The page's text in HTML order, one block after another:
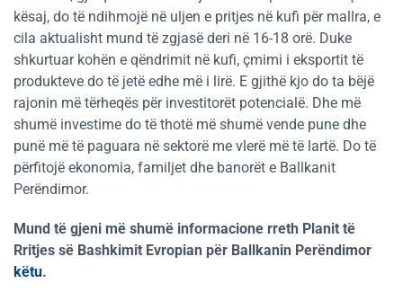
kësaj, do të ndihmojë në uljen e pritjes në kufi për mallra, e
cila aktualisht mund të zgjasë deri në 16-18 orë. Duke
shkurtuar kohën e qëndrimit në kufi, çmimi i eksportit të
produkteve do të jetë edhe më i lirë. E gjithë kjo do ta bëjë
rajonin më tërheqës për investitorët potencialë. Dhe më
shumë investime do të thotë më shumë vende pune dhe
punë më të paguara në sektorë me vlerë më të lartë. Do të
përfitojë ekonomia, familjet dhe banorët e Ballkanit
Perëndimor.
Mund të gjeni më shumë informacione rreth Planit të
Rritjes së Bashkimit Evropian për Ballkanin Perëndimor
këtu.